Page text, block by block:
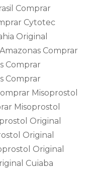
Comprar
Cytotec
Original
Comprar
Comprar
Comprar
Misoprostol
Misoprostol
Original
Original
Original
Cuiaba